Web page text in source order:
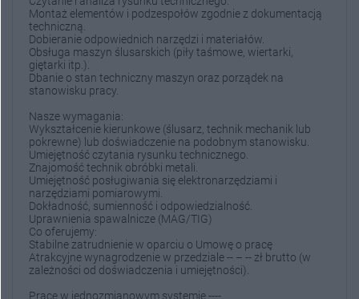
Montaż elementów i podzespołów zgodnie z dokumentacją
techniczną.
Dobieranie odpowiednich narzędzi i materiałów.
Obsługa maszyn ślusarskich (piły taśmowe, wiertarki,
giętarki itp.).
Dbanie o stan techniczny maszyn oraz porządek na
stanowisku pracy.
Nasze wymagania:
Wykształcenie kierunkowe (ślusarz, technik mechanik lub
pokrewne) lub doświadczenie na podobnym stanowisku.
Umiejętność czytania rysunku technicznego.
Znajomość technik obróbki metali.
Umiejętność posługiwania się elektronarzędziami i
narzędziami pomiarowymi.
Dokładność, sumienność i odpowiedzialność.
Uprawnienia spawalnicze (MAG/TIG)
Co oferujemy:
Stabilne zatrudnienie w oparciu o Umowę o pracę
Atrakcyjne wynagrodzenie w przedziale -- – -- zł brutto (w
zależności od doświadczenia i umiejętności).
Pracę w jednozmianowym systemie ----